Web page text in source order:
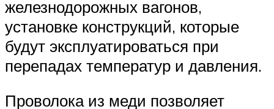
железнодорожных вагонов,
установке конструкций, которые
будут эксплуатироваться при
перепадах температур и давления.
Проволока из меди позволяет